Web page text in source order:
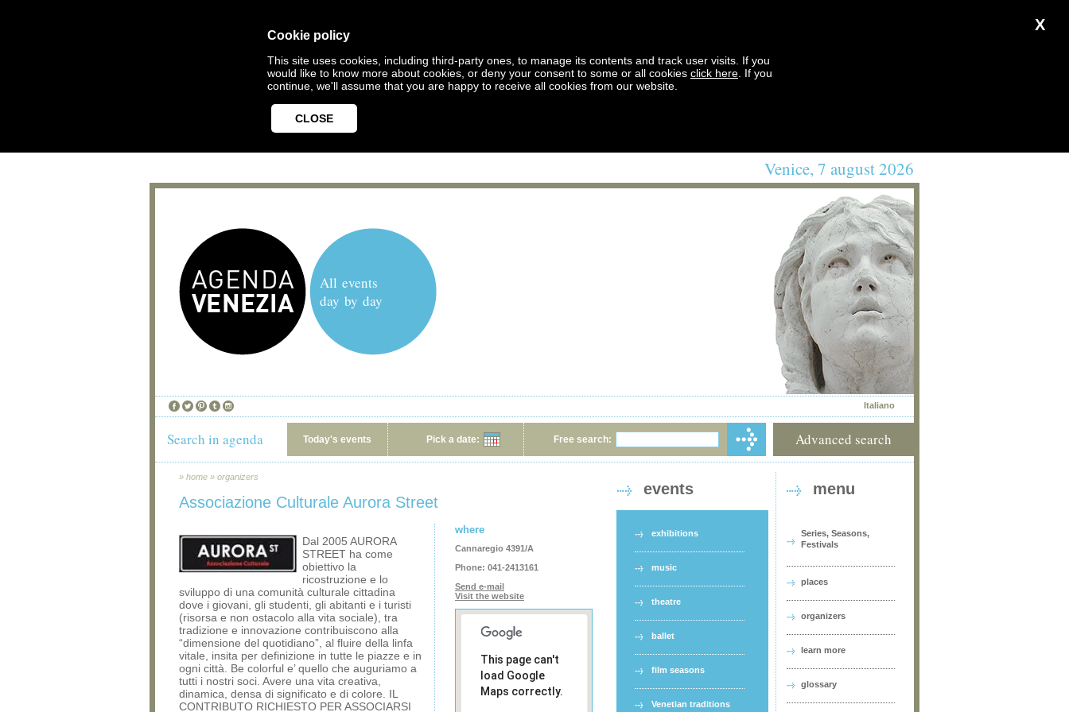
X
Cookie policy
This site uses cookies, including third-party ones, to manage its contents and track user visits. If you
would like to know more about cookies, or deny your consent to some or all cookies click here . If you
continue, we'll assume that you are happy to receive all cookies from our website.
CLOSE
Venice, 7 august 2026
All events
day by day
Italiano
Search in agenda Today's events Pick a date: Free search: Advanced search
» home » organizers
Associazione Culturale Aurora Street
Dal 2005 AURORA
STREET ha come
obiettivo la
ricostruzione e lo
sviluppo di una comunità culturale cittadina
dove i giovani, gli studenti, gli abitanti e i turisti
(risorsa e non ostacolo alla vita sociale), tra
tradizione e innovazione contribuiscono alla
“dimensione del quotidiano”, al fluire della linfa
vitale, insita per definizione in tutte le piazze e in
ogni città. Be colorful e’ quello che auguriamo a
tutti i nostri soci. Avere una vita creativa,
dinamica, densa di significato e di colore. IL
CONTRIBUTO RICHIESTO PER ASSOCIARSI
where
Cannaregio 4391/A
Phone: 041-2413161
Send e-mail
Visit the website
This page can't
load Google
Maps correctly.
events
exhibitions
music
theatre
ballet
film seasons
Venetian traditions
menu
Series, Seasons,
Festivals
places
organizers
learn more
glossary